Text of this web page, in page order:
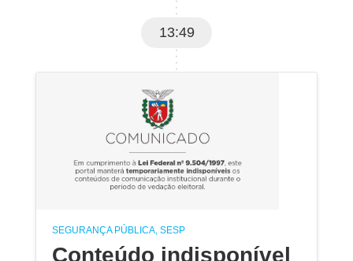
13:49
SEGURANÇA PÚBLICA, SESP
Conteúdo indisponível